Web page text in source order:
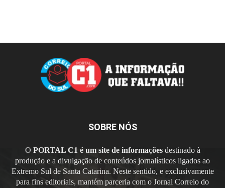
SOBRE NÓS
O PORTAL C1 é um site de informaçõesdestinado à
produção e a divulgação de conteúdos jornalísticos ligados ao
Extremo Sul de Santa Catarina. Neste sentido, e exclusivamente
para fins editoriais, mantém parceria com o Jornal Correio do